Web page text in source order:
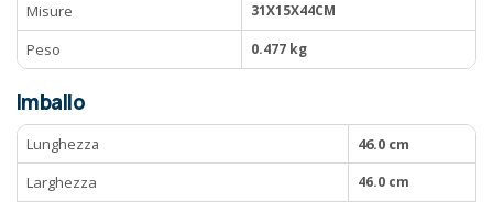
Misure
31X15X44CM
Peso 0.477 kg
Imballo
Lunghezza
46.0 cm
Larghezza
46.0 cm